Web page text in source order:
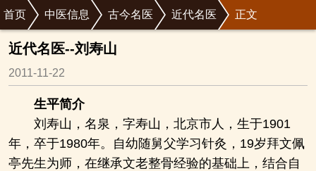
首页 中医信息 古今名医 近代名医 正文
近代名医--刘寿山
2011-11-22
生平简介
刘寿山，名泉，字寿山，北京市人，生于1901
年，卒于1980年。自幼随舅父学习针灸，19岁拜文佩
亭先生为师，在继承文老整骨经验的基础上，结合自